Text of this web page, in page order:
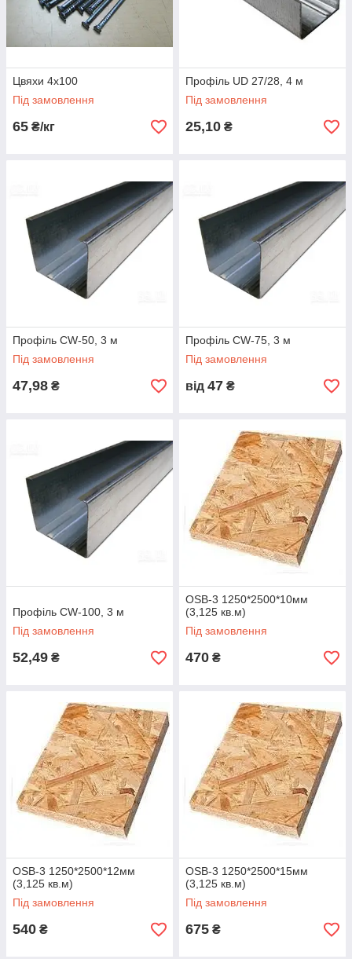
Цвяхи 4х100
Під замовлення
65 ₴/кг
Профіль UD 27/28, 4 м
Під замовлення
25,10 ₴
Профіль CW-50, 3 м
Під замовлення
47,98 ₴
Профіль CW-75, 3 м
Під замовлення
від 47 ₴
Профіль CW-100, 3 м
Під замовлення
52,49 ₴
OSB-3 1250*2500*10мм
(3,125 кв.м)
Під замовлення
470 ₴
OSB-3 1250*2500*12мм
(3,125 кв.м)
Під замовлення
540 ₴
OSB-3 1250*2500*15мм
(3,125 кв.м)
Під замовлення
675 ₴